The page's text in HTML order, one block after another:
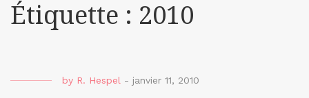
Étiquette : 2010
by R. Hespel - janvier 11, 2010